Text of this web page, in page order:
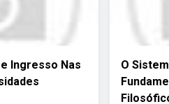
Ingresso Nas
O